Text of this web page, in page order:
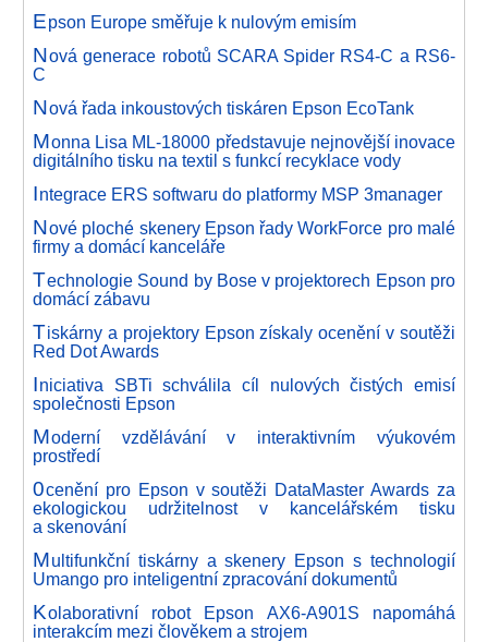
Epson Europe směřuje k nulovým emisím
Nová generace robotů SCARA Spider RS4-C a RS6-
C
Nová řada inkoustových tiskáren Epson EcoTank
Monna Lisa ML-18000 představuje nejnovější inovace
digitálního tisku na textil s funkcí recyklace vody
Integrace ERS softwaru do platformy MSP 3manager
Nové ploché skenery Epson řady WorkForce pro malé
firmy a domácí kanceláře
Technologie Sound by Bose v projektorech Epson pro
domácí zábavu
Tiskárny a projektory Epson získaly ocenění v soutěži
Red Dot Awards
Iniciativa SBTi schválila cíl nulových čistých emisí
společnosti Epson
Moderní vzdělávání v interaktivním výukovém
prostředí
0cenění pro Epson v soutěži DataMaster Awards za
ekologickou udržitelnost v kancelářském tisku
a skenování
Multifunkční tiskárny a skenery Epson s technologií
Umango pro inteligentní zpracování dokumentů
Kolaborativní robot Epson AX6-A901S napomáhá
interakcím mezi člověkem a strojem